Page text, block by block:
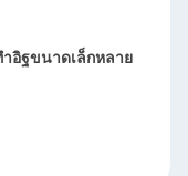
ลือบโลหะแผ่นสแตน